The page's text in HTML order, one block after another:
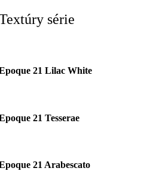
série
21 Lilac White
21 Tesserae
21 Arabescato